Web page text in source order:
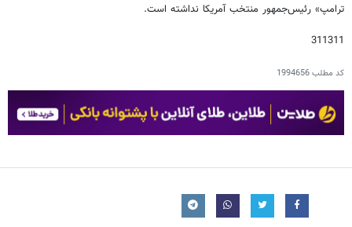
ترامپ» رئیس‌جمهور منتخب آمریکا نداشته است.
311311
کد مطلب1994656